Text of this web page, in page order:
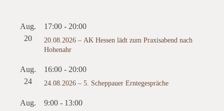
Aug.
20
17:00-20:00
20.08.2026 – AK Hessen lädt zum Praxisabend nach
Hohenahr
Aug.
24
16:00-20:00
24.08.2026 – 5. Scheppauer Erntegespräche
Aug.
9:00- 13:00